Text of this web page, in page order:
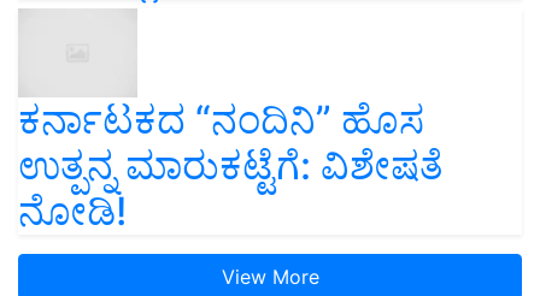
ಕರ್ನಾಟಕದ “ನಂದಿನಿ” ಹೊಸ
ಉತ್ಪನ್ನ ಮಾರುಕಟ್ಟೆಗೆ: ವಿಶೇಷತೆ
ನೋಡಿ!
View More